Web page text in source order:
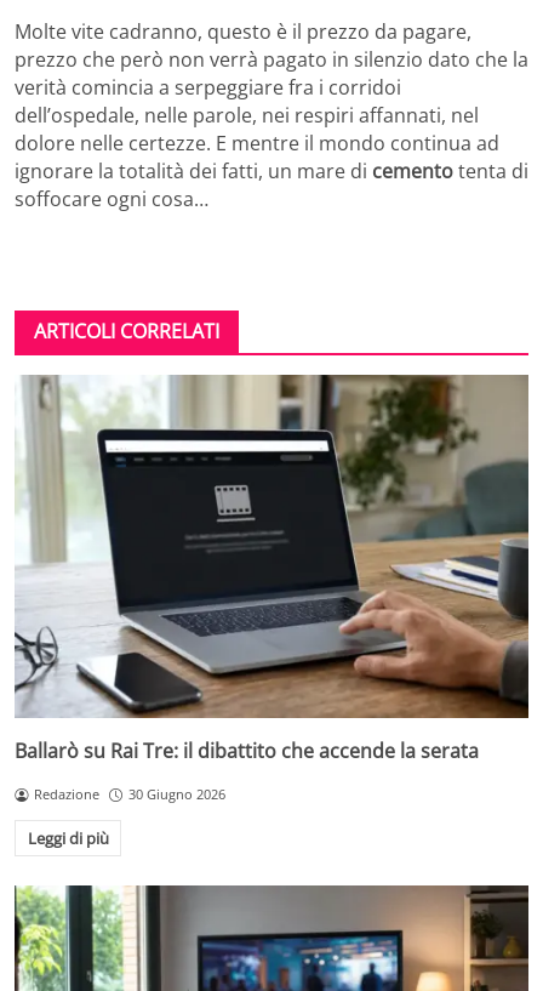
Molte vite cadranno, questo è il prezzo da pagare,
prezzo che però non verrà pagato in silenzio dato che la
verità comincia a serpeggiare fra i corridoi
dell’ospedale, nelle parole, nei respiri affannati, nel
dolore nelle certezze. E mentre il mondo continua ad
ignorare la totalità dei fatti, un mare di cementotenta di
soffocare ogni cosa…
ARTICOLI CORRELATI
Ballarò su Rai Tre: il dibattito che accende la serata
Redazione 30 Giugno 2026
Leggi di più